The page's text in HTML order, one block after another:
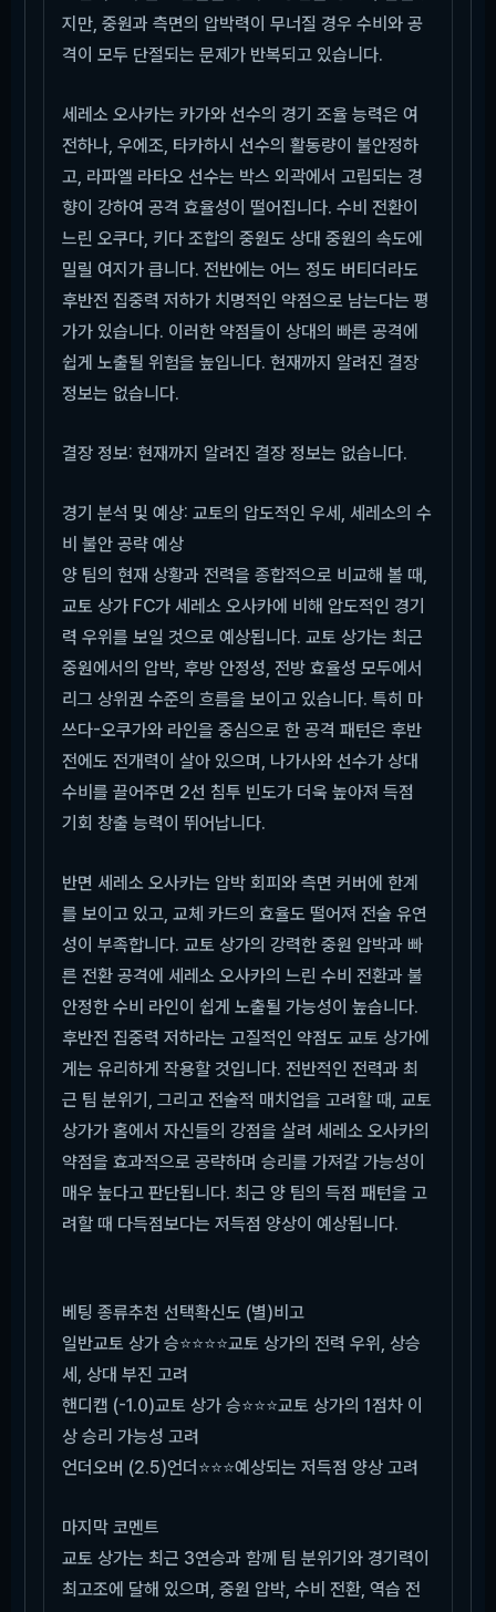
지만, 중원과 측면의 압박력이 무너질 경우 수비와 공
격이 모두 단절되는 문제가 반복되고 있습니다.
세레소 오사카는 카가와 선수의 경기 조율 능력은 여
전하나, 우에조, 타카하시 선수의 활동량이 불안정하
고, 라파엘 라타오 선수는 박스 외곽에서 고립되는 경
향이 강하여 공격 효율성이 떨어집니다. 수비 전환이
느린 오쿠다, 키다 조합의 중원도 상대 중원의 속도에
밀릴 여지가 큽니다. 전반에는 어느 정도 버티더라도
후반전 집중력 저하가 치명적인 약점으로 남는다는 평
가가 있습니다. 이러한 약점들이 상대의 빠른 공격에
쉽게 노출될 위험을 높입니다. 현재까지 알려진 결장
정보는 없습니다.
결장 정보: 현재까지 알려진 결장 정보는 없습니다.
경기 분석 및 예상: 교토의 압도적인 우세, 세레소의 수
비 불안 공략 예상
양 팀의 현재 상황과 전력을 종합적으로 비교해 볼 때,
교토 상가 FC가 세레소 오사카에 비해 압도적인 경기
력 우위를 보일 것으로 예상됩니다. 교토 상가는 최근
중원에서의 압박, 후방 안정성, 전방 효율성 모두에서
리그 상위권 수준의 흐름을 보이고 있습니다. 특히 마
쓰다-오쿠가와 라인을 중심으로 한 공격 패턴은 후반
전에도 전개력이 살아 있으며, 나가사와 선수가 상대
수비를 끌어주면 2선 침투 빈도가 더욱 높아져 득점
기회 창출 능력이 뛰어납니다.
반면 세레소 오사카는 압박 회피와 측면 커버에 한계
를 보이고 있고, 교체 카드의 효율도 떨어져 전술 유연
성이 부족합니다. 교토 상가의 강력한 중원 압박과 빠
른 전환 공격에 세레소 오사카의 느린 수비 전환과 불
안정한 수비 라인이 쉽게 노출될 가능성이 높습니다.
후반전 집중력 저하라는 고질적인 약점도 교토 상가에
게는 유리하게 작용할 것입니다. 전반적인 전력과 최
근 팀 분위기, 그리고 전술적 매치업을 고려할 때, 교토
상가가 홈에서 자신들의 강점을 살려 세레소 오사카의
약점을 효과적으로 공략하며 승리를 가져갈 가능성이
매우 높다고 판단됩니다. 최근 양 팀의 득점 패턴을 고
려할 때 다득점보다는 저득점 양상이 예상됩니다.
베팅 종류추천 선택확신도 (별)비고
일반교토 상가 승⭐⭐⭐⭐교토 상가의 전력 우위, 상승
세, 상대 부진 고려
핸디캡 (-1.0)교토 상가 승⭐⭐⭐교토 상가의 1점차 이
상 승리 가능성 고려
언더오버 (2.5)언더 ⭐⭐⭐예상되는 저득점 양상 고려
마지막 코멘트
교토 상가는 최근 3연승과 함께 팀 분위기와 경기력이
최고조에 달해 있으며, 중원 압박, 수비 전환, 역습 전